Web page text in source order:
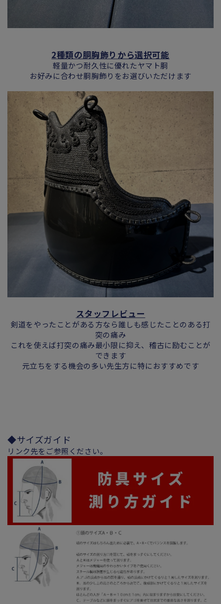
2種類の胴胸飾りから選択可能
軽量かつ耐久性に優れたヤマト胴
お好みに合わせ胴胸飾りをお選びいただけます
スタッフレビュー
剣道をやったことがある方なら誰しも感じたことのある打
突の痛み
これを使えば打突の痛み最小限に抑え、稽古に励むことが
できます
元立ちをする機会の多い先生方に特におすすめです
◆サイズガイド
リンク先をご参照ください。